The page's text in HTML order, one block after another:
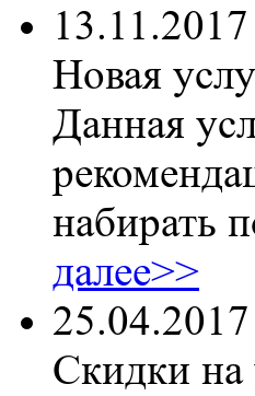
13.11.2017
Новая
Данная
набирать
далее>>
25.04.2017
Скидки